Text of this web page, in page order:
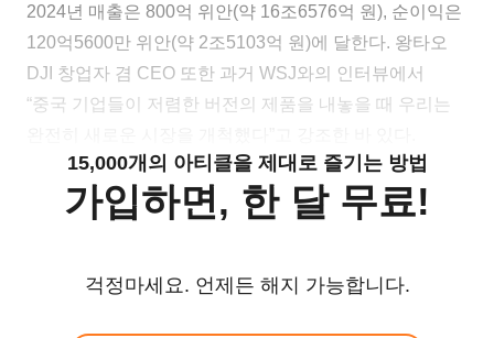
2024년 매출은 800억 위안(약 16조6576억 원), 순이익은
120억5600만 위안(약 2조5103억 원)에 달한다. 왕타오
DJI 창업자 겸 CEO 또한 과거 WSJ와의 인터뷰에서
“중국 기업들이 저렴한 버전의 제품을 내놓을 때 우리는
15,000개의 아티클을 제대로 즐기는 방법
가입하면, 한 달 무료!
걱정마세요. 언제든 해지 가능합니다.